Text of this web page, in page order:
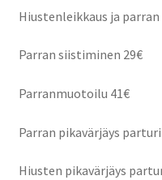
Hiustenleikkaus ja
Parran siistiminen 29€
Parranmuotoilu 41€
Parran pikavärjäys
Hiusten pikavärjäys